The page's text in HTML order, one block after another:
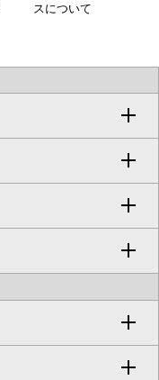
スについて